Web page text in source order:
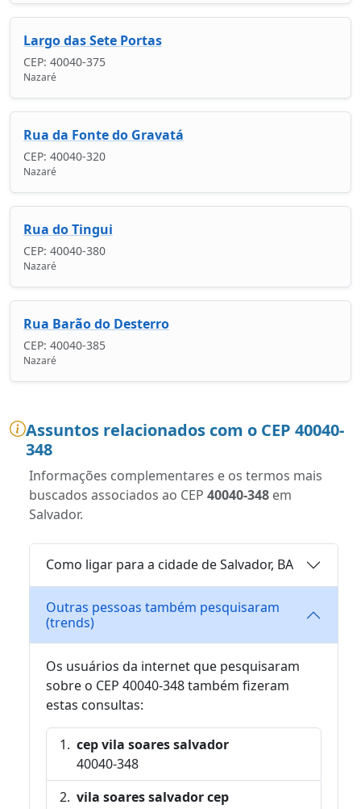
Largo das Sete Portas
CEP: 40040-375
Nazaré
Rua da Fonte do Gravatá
CEP: 40040-320
Nazaré
Rua do Tingui
CEP: 40040-380
Nazaré
Rua Barão do Desterro
CEP: 40040-385
Nazaré
Assuntos relacionados com o CEP 40040-
348
Informações complementares e os termos mais
buscados associados ao CEP 40040-348 em
Salvador.
Como ligar para a cidade de Salvador, BA
Outras pessoas também pesquisaram
(trends)
Os usuários da internet que pesquisaram
sobre o CEP 40040-348 também fizeram
estas consultas:
cep vila soares salvador
40040-348
vila soares salvador cep